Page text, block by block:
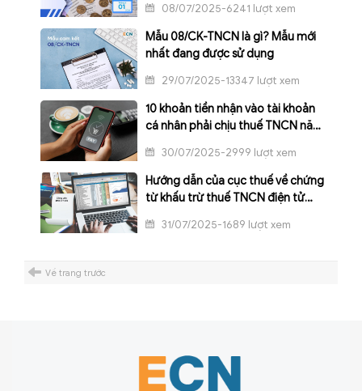
08/07/2025-6241 lượt xem
Mẫu 08/CK-TNCN là gì? Mẫu mới
nhất đang được sử dụng
29/07/2025-13347 lượt xem
10 khoản tiền nhận vào tài khoản
cá nhân phải chịu thuế TNCN năm
30/07/2025-2999 lượt xem
Hướng dẫn của cục thuế về chứng
từ khấu trừ thuế TNCN điện tử
31/07/2025-1689 lượt xem
Về trang trước